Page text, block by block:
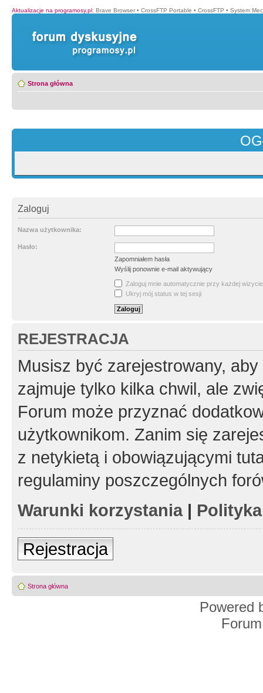
Aktualizacje na programosy.pl: Brave Browser • CrossFTP Portable • CrossFTP • System
Strona główna
Zaloguj
Nazwa użytkownika:
Hasło:
Zapomniałem hasła
Wyślij ponownie e-mail aktywujący
Zaloguj mnie automatycznie przy każdej wizycie
Ukryj mój status w tej sesji
REJESTRACJA
Musisz być zarejestrowany,
zajmuje tylko kilka chwil, ale
Forum może przyznać
użytkownikom. Zanim się
z netykietą i obowiązującymi
regulaminy poszczególnych
Warunki korzystania|
Rejestracja
Strona główna
Powered